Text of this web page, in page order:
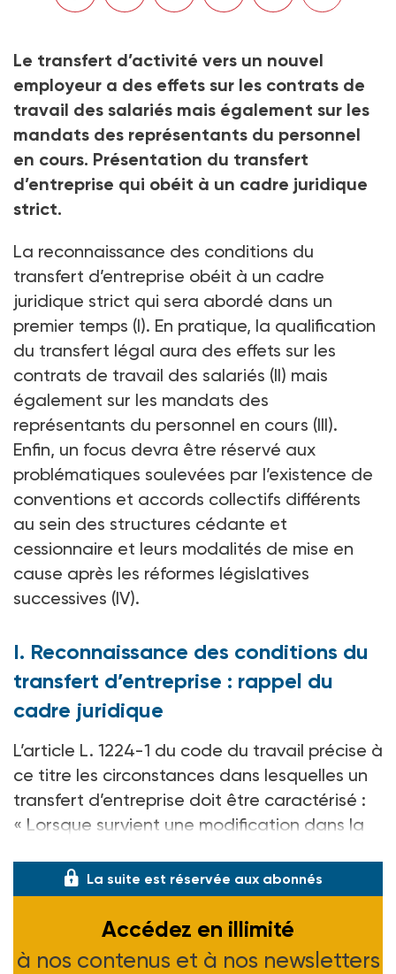
Le transfert d’activité vers un nouvel
employeur a des effets sur les contrats de
travail des salariés mais également sur les
mandats des représentants du personnel
en cours. Présentation du transfert
d’entreprise qui obéit à un cadre juridique
strict.
La reconnaissance des conditions du
transfert d’entreprise obéit à un cadre
juridique strict qui sera abordé dans un
premier temps (I). En pratique, la qualification
du transfert légal aura des effets sur les
contrats de travail des salariés (II) mais
également sur les mandats des
représentants du personnel en cours (III).
Enfin, un focus devra être réservé aux
problématiques soulevées par l’existence de
conventions et accords collectifs différents
au sein des structures cédante et
cessionnaire et leurs modalités de mise en
cause après les réformes législatives
successives (IV).
I. Reconnaissance des conditions du
transfert d’entreprise : rappel du
cadre juridique
L’article L. 1224-1 du code du travail précise à
ce titre les circonstances dans lesquelles un
transfert d’entreprise doit être caractérisé :
« Lorsque survient une modification dans la
La suite est réservée aux abonnés
Accédez en illimité
à nos contenus et à nos newsletters